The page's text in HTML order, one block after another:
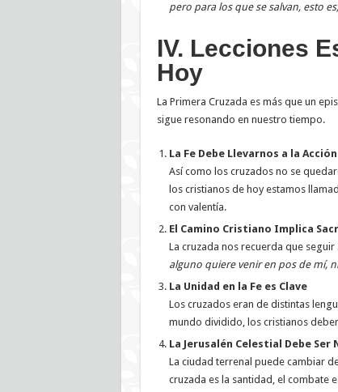
pero para los que se salvan, esto
IV. Lecciones
Hoy
La Primera Cruzada es más que un
sigue resonando en nuestro tiempo.
La Fe Debe Llevarnos a la Acción
Así como los cruzados no se
los cristianos de hoy estamos
con valentía.
El Camino Cristiano Implica
La cruzada nos recuerda que
alguno quiere venir en pos de mí,
La Unidad en la Fe es Clave
Los cruzados eran de distintas
mundo dividido, los cristianos
La Jerusalén Celestial Debe Ser
La ciudad terrenal puede cambiar
cruzada es la santidad, el combate